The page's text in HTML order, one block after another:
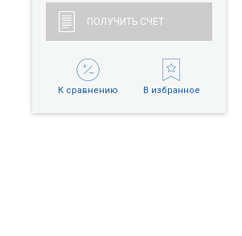
ПОЛУЧИТЬ СЧЕТ
К сравнению В избранное